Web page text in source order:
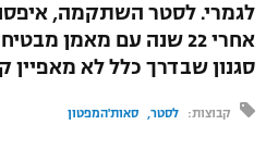
ברחבה
מכבי נתניה
ליגה ברזילאית
ליגות נוספות
ספורט אולימפי
UFC
לגמרי. לסטר השתקמה,
אחרי 22 שנה עם מאמן
סגנון שבדרך כלל לא מאפיין
קבוצות: לסטר סאות'המפטון